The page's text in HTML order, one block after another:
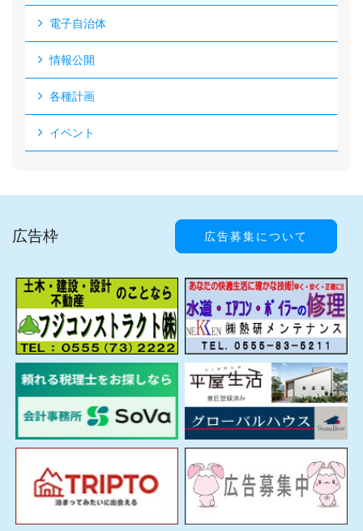
電子自治体
情報公開
各種計画
イベント
広告枠 広告募集について